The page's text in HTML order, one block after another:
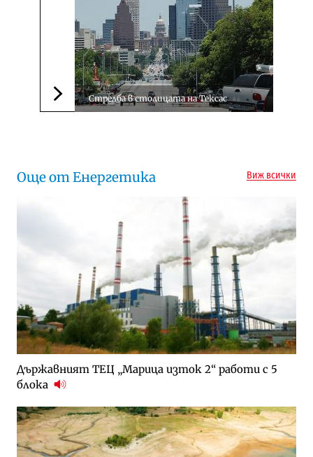
Следваща новина
Стрелба в столицата на Тексас
Още от Енергетика Виж всички
Държавният ТЕЦ „Марица изток 2“ работи с 5
блока